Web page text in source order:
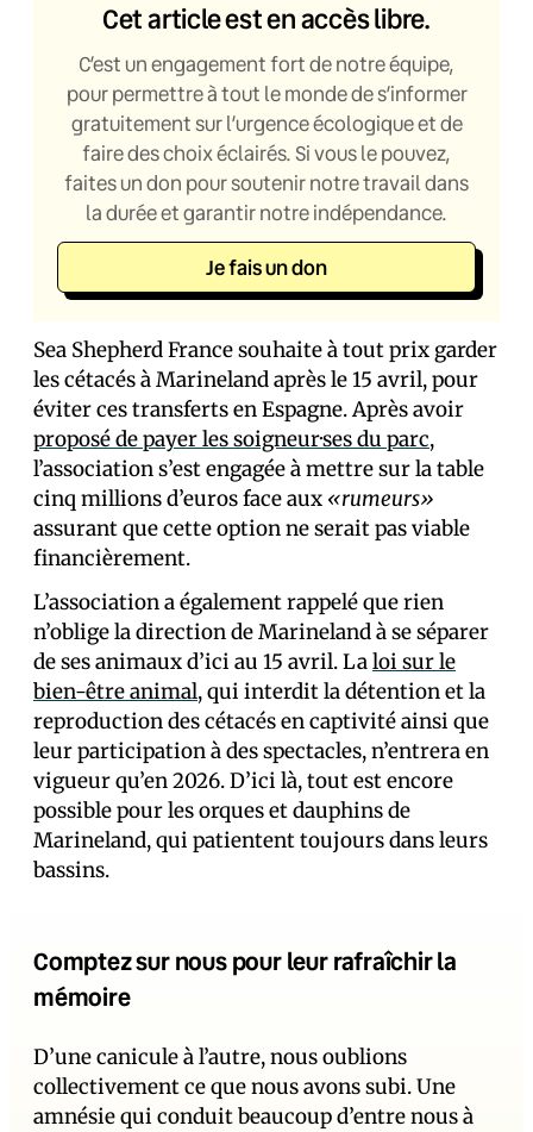
Cet article est en accès libre.
C’est un engagement fort de notre équipe,
pour permettre à tout le monde de s’informer
gratuitement sur l’urgence écologique et de
faire des choix éclairés. Si vous le pouvez,
faites un don pour soutenir notre travail dans
la durée et garantir notre indépendance.
Je fais un don
Sea Shepherd France souhaite à tout prix garder
les cétacés à Marineland après le 15 avril, pour
éviter ces transferts en Espagne. Après avoir
proposé de payer les soigneur·ses du parc,
l’association s’est engagée à mettre sur la table
cinq millions d’euros face aux «rumeurs»
assurant que cette option ne serait pas viable
financièrement.
L’association a également rappelé que rien
n’oblige la direction de Marineland à se séparer
de ses animaux d’ici au 15 avril. Laloi sur le
bien-être animal, qui interdit la détention et la
reproduction des cétacés en captivité ainsi que
leur participation à des spectacles, n’entrera en
vigueur qu’en 2026. D’ici là, tout est encore
possible pour les orques et dauphins de
Marineland, qui patientent toujours dans leurs
bassins.
Comptez sur nous pour leur rafraîchir la
mémoire
D’une canicule à l’autre, nous oublions
collectivement ce que nous avons subi. Une
amnésie qui conduit beaucoup d’entre nous à